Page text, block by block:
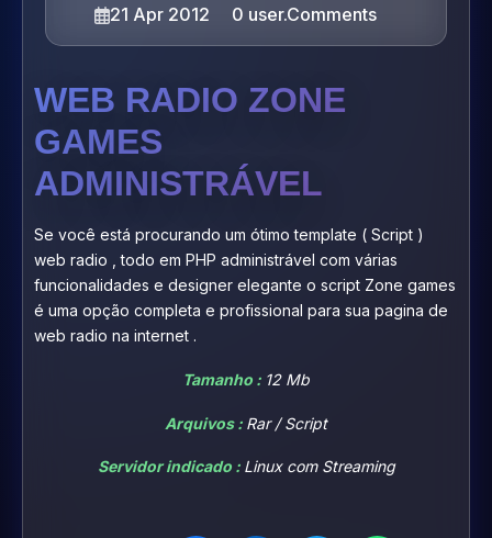
21 Apr 2012
0 user.Comments
WEB RADIO ZONE
GAMES
ADMINISTRÁVEL
Se você está procurando um ótimo template ( Script )
web radio , todo em PHP administrável com várias
funcionalidades e designer elegante o script Zone games
é uma opção completa e profissional para sua pagina de
web radio na internet .
Tamanho : 12 Mb
Arquivos : Rar / Script
Servidor indicado : Linux com Streaming